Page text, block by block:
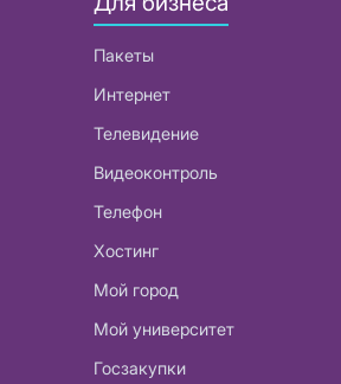
Пакеты
Интернет
Телевидение
Видеоконтроль
Телефон
Хостинг
Мой город
Мой университет
Госзакупки